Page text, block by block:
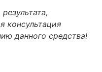
консультация
данного средства!